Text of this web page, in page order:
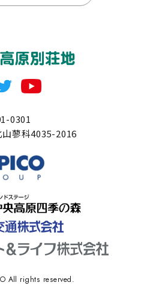
0301
蓼科4035-2016
All rights reserved.